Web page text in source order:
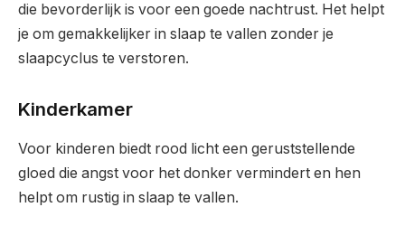
die bevorderlijk is voor een goede nachtrust. Het helpt
je om gemakkelijker in slaap te vallen zonder je
slaapcyclus te verstoren.
Kinderkamer
Voor kinderen biedt rood licht een geruststellende
gloed die angst voor het donker vermindert en hen
helpt om rustig in slaap te vallen.